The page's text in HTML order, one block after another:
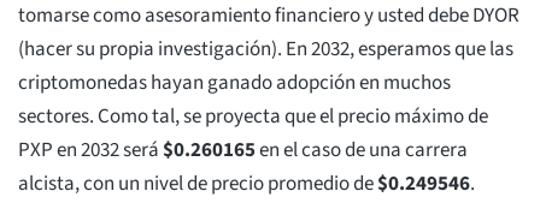
tomarse como asesoramiento financiero y usted debe DYOR
(hacer su propia investigación). En 2032, esperamos que las
criptomonedas hayan ganado adopción en muchos
sectores. Como tal, se proyecta que el precio máximo de
PXP en 2032 será$0.260165en el caso de una carrera
alcista, con un nivel de precio promedio de$0.249546.